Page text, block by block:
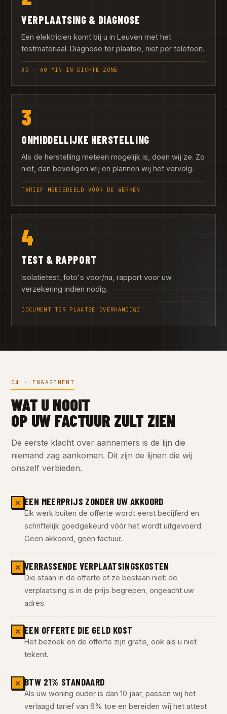
VERPLAATSING & DIAGNOSE
Een elektricien komt bij u in Leuven met het
testmateriaal. Diagnose ter plaatse, niet per telefoon.
30 – 60 MIN IN DICHTE ZONE
3
ONMIDDELLIJKE HERSTELLING
Als de herstelling meteen mogelijk is, doen wij ze. Zo
niet, dan beveiligen wij en plannen wij het vervolg.
TARIEF MEEGEDEELD VÓÓR DE WERKEN
4
TEST & RAPPORT
Isolatietest, foto's voor/na, rapport voor uw
verzekering indien nodig.
DOCUMENT TER PLAATSE OVERHANDIGD
04 · ENGAGEMENT
WAT U NOOIT
OP UW FACTUUR ZULT ZIEN
De eerste klacht over aannemers is de lijn die
niemand zag aankomen. Dit zijn de lijnen die wij
onszelf verbieden.
✕ EEN MEERPRIJS ZONDER UW AKKOORD
Elk werk buiten de offerte wordt eerst becijferd en
schriftelijk goedgekeurd vóór het wordt uitgevoerd.
Geen akkoord, geen factuur.
✕ VERRASSENDE VERPLAATSINGSKOSTEN
Die staan in de offerte of ze bestaan niet: de
verplaatsing is in de prijs begrepen, ongeacht uw
adres.
✕ EEN OFFERTE DIE GELD KOST
Het bezoek en de offerte zijn gratis, ook als u niet
tekent.
✕ BTW 21% STANDAARD
Als uw woning ouder is dan 10 jaar, passen wij het
verlaagd tarief van 6% toe en bereiden wij het attest